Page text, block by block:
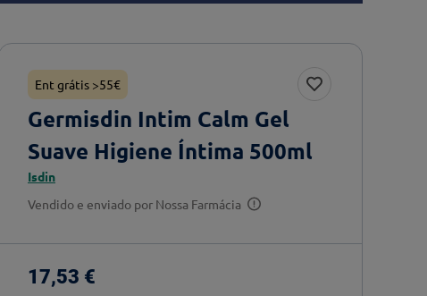
Ent grátis >55€
Germisdin Intim Calm Gel
Suave Higiene Íntima 500ml
Isdin
Vendido e enviado por Nossa Farmácia
17,53 €